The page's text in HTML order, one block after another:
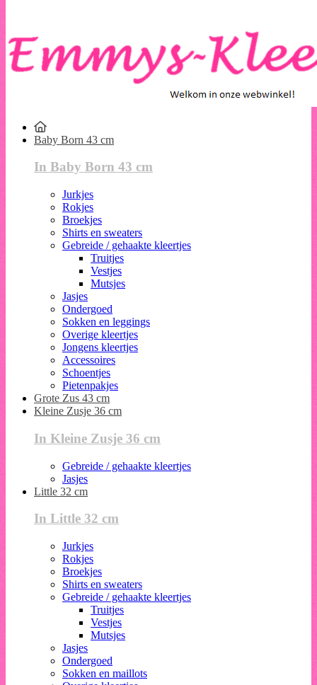
Baby Born 43 cm
In Baby Born 43 cm
Jurkjes
Rokjes
Broekjes
Shirts en sweaters
Gebreide / gehaakte kleertjes
Truitjes
Vestjes
Mutsjes
Jasjes
Ondergoed
Sokken en leggings
Overige kleertjes
Jongens kleertjes
Accessoires
Schoentjes
Pietenpakjes
Grote Zus 43 cm
Kleine Zusje 36 cm
In Kleine Zusje 36 cm
Gebreide / gehaakte kleertjes
Jasjes
Little 32 cm
In Little 32 cm
Jurkjes
Rokjes
Broekjes
Shirts en sweaters
Gebreide / gehaakte kleertjes
Truitjes
Vestjes
Mutsjes
Jasjes
Ondergoed
Sokken en maillots